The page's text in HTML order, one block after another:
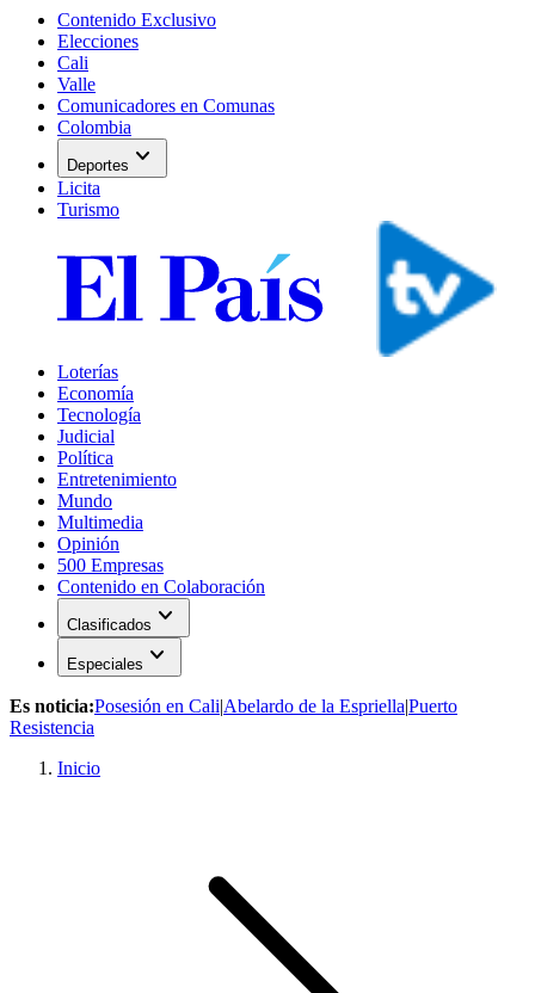
Contenido Exclusivo
Elecciones
Cali
Valle
Comunicadores en Comunas
Colombia
Deportes expand_more
Licita
Turismo
Loterías
Economía
Tecnología
Judicial
Política
Entretenimiento
Mundo
Multimedia
Opinión
500 Empresas
Contenido en Colaboración
Clasificados expand_more
Especiales expand_more
Es noticia:Posesión en Cali|Abelardo de la Espriella|Puerto
Resistencia
Inicio